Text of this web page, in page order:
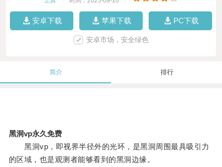
安卓下载 苹果下载 PC下载
安卓市场，安全绿色
简介 排行
黑洞vp永久免费
黑洞vp，即视界半径外的光环，是黑洞周围最具吸引力
的区域，也是观测者能够看到的黑洞边缘。